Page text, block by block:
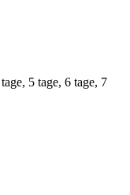
5 tage, 6 tage, 7